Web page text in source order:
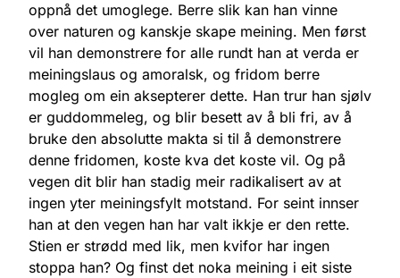
oppnå det umoglege. Berre slik kan han vinne
over naturen og kanskje skape meining. Men først
vil han demonstrere for alle rundt han at verda er
meiningslaus og amoralsk, og fridom berre
mogleg om ein aksepterer dette. Han trur han sjølv
er guddommeleg, og blir besett av å bli fri, av å
bruke den absolutte makta si til å demonstrere
denne fridomen, koste kva det koste vil. Og på
vegen dit blir han stadig meir radikalisert av at
ingen yter meiningsfylt motstand. For seint innser
han at den vegen han har valt ikkje er den rette.
Stien er strødd med lik, men kvifor har ingen
stoppa han? Og finst det noka meining i eit siste